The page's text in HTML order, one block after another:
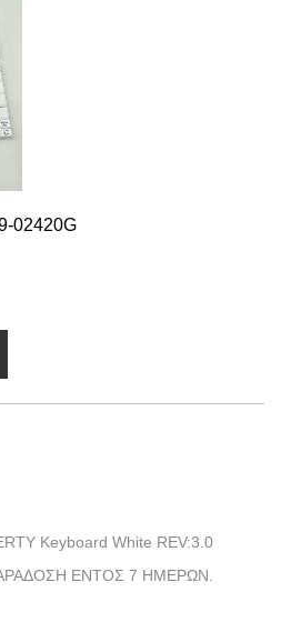
02420G
Keyboard White REV:3.0
ΕΝΤΟΣ 7 ΗΜΕΡΩΝ.